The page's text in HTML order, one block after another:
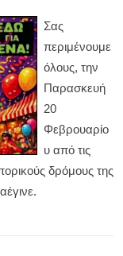
Σας
περιμένουμε
όλους, την
Παρασκευή
20
Φεβρουαρίο
υ από τις
δρόμους της